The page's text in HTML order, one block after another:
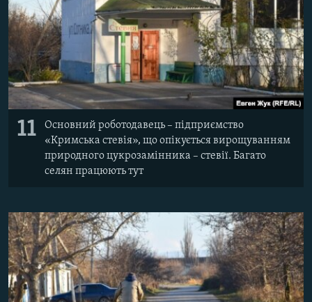
11
Основний роботодавець – підприємство
«Кримська стевія», що опікується вирощуванням
природного цукрозамінника – стевії. Багато
селян працюють тут